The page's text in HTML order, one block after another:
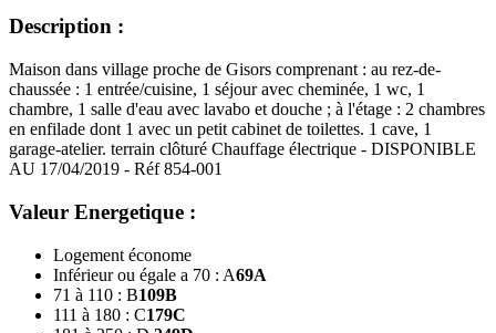
Description :
Maison dans village proche de Gisors comprenant : au rez-de-
chaussée : 1 entrée/cuisine, 1 séjour avec cheminée, 1 wc, 1
chambre, 1 salle d'eau avec lavabo et douche ; à l'étage : 2 chambres
en enfilade dont 1 avec un petit cabinet de toilettes. 1 cave, 1
garage-atelier. terrain clôturé Chauffage électrique - DISPONIBLE
AU 17/04/2019 - Réf 854-001
Valeur Energetique :
Logement économe
Inférieur ou égale a 70 : A69A
71 à 110 : B109B
111 à 180 : C179C